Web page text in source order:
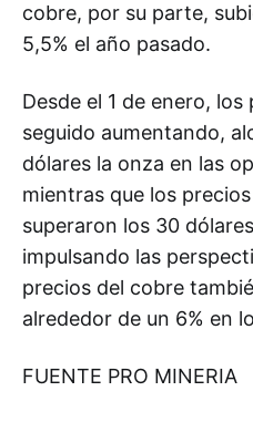
cobre, por su parte,
5,5% el año pasado.
Desde el 1 de enero,
seguido aumentando,
dólares la onza en las
mientras que los
superaron los 30
impulsando las
precios del cobre
alrededor de un 6% en
FUENTE PRO MINERIA